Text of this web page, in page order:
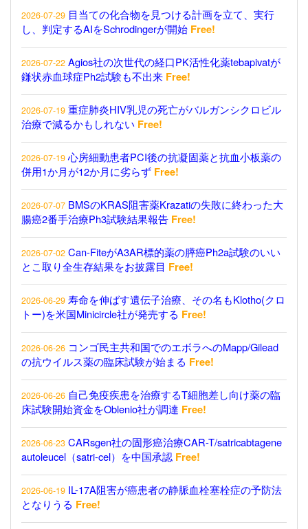
2026-07-29 目当ての化合物を見つける計画を立て、実行
し、判定するAIをSchrodingerが開始 Free!
2026-07-22 Agios社の次世代の経口PK活性化薬tebapivatが
鎌状赤血球症Ph2試験も不出来 Free!
2026-07-19 重症肺炎HIV乳児の死亡がバルガンシクロビル
治療で減るかもしれない Free!
2026-07-19 心房細動患者PCI後の抗凝固薬と抗血小板薬の
併用1か月が12か月に劣らず Free!
2026-07-07 BMSのKRAS阻害薬Krazatiの失敗に終わった大
腸癌2番手治療Ph3試験結果報告 Free!
2026-07-02 Can-FiteがA3AR標的薬の膵癌Ph2a試験のいい
とこ取り全生存結果をお披露目 Free!
2026-06-29 寿命を伸ばす遺伝子治療、その名もKlotho(クロ
トー)を米国Minicircle社が発売する Free!
2026-06-26 コンゴ民主共和国でのエボラへのMapp/Gilead
の抗ウイルス薬の臨床試験が始まる Free!
2026-06-26 自己免疫疾患を治療するT細胞差し向け薬の臨
床試験開始資金をOblenio社が調達 Free!
2026-06-23 CARsgen社の固形癌治療CAR-T/satricabtagene
autoleucel（satri-cel）を中国承認 Free!
2026-06-19 IL-17A阻害が癌患者の静脈血栓塞栓症の予防法
となりうる Free!